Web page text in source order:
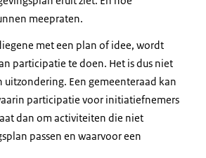
meepraten.
met een plan of idee, wordt
participatie te doen. Het is dus niet
uitzondering. Een gemeenteraad kan
participatie voor initiatiefnemers
dan om activiteiten die niet
passen en waarvoor een